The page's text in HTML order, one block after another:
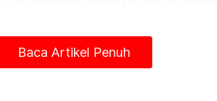
lelaki negara, Lee Zii Jia menyalakan
menang mudah untuk
Baca Artikel Penuh